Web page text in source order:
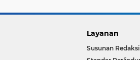
Layanan
Susunan Redaksi